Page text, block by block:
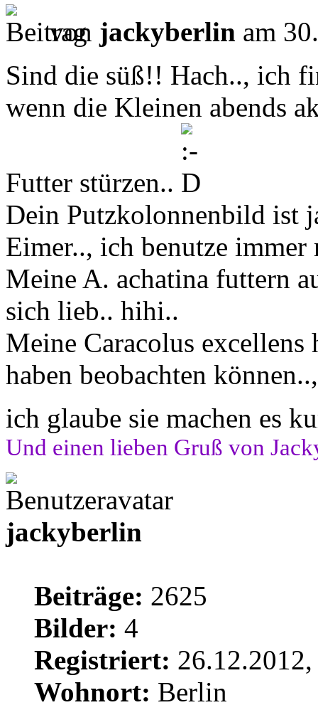
von jackyberlin am
Sind die süß!! Hach.., ich
wenn die Kleinen abends
Futter stürzen..
Dein Putzkolonnenbild ist
Eimer.., ich benutze immer
Meine A. achatina futtern
sich lieb.. hihi..
Meine Caracolus
haben beobachten
ich glaube sie machen es
Und einen lieben Gruß von
jackyberlin
Beiträge: 2625
Bilder: 4
Registriert:
Wohnort: Berlin